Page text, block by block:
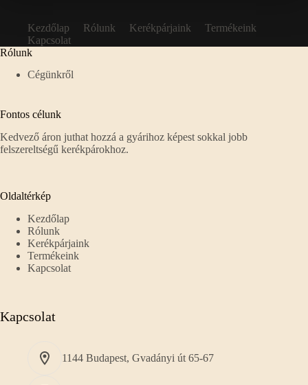
Kezdőlap Rólunk Kerékpárjaink
Termékeink
Kapcsolat
Rólunk
Cégünkről
Fontos célunk
Kedvező áron juthat hozzá a gyárihoz képest sokkal jobb
felszereltségű kerékpárokhoz.
Oldaltérkép
Kezdőlap
Rólunk
Kerékpárjaink
Termékeink
Kapcsolat
Kapcsolat
1144 Budapest, Gvadányi út 65-67